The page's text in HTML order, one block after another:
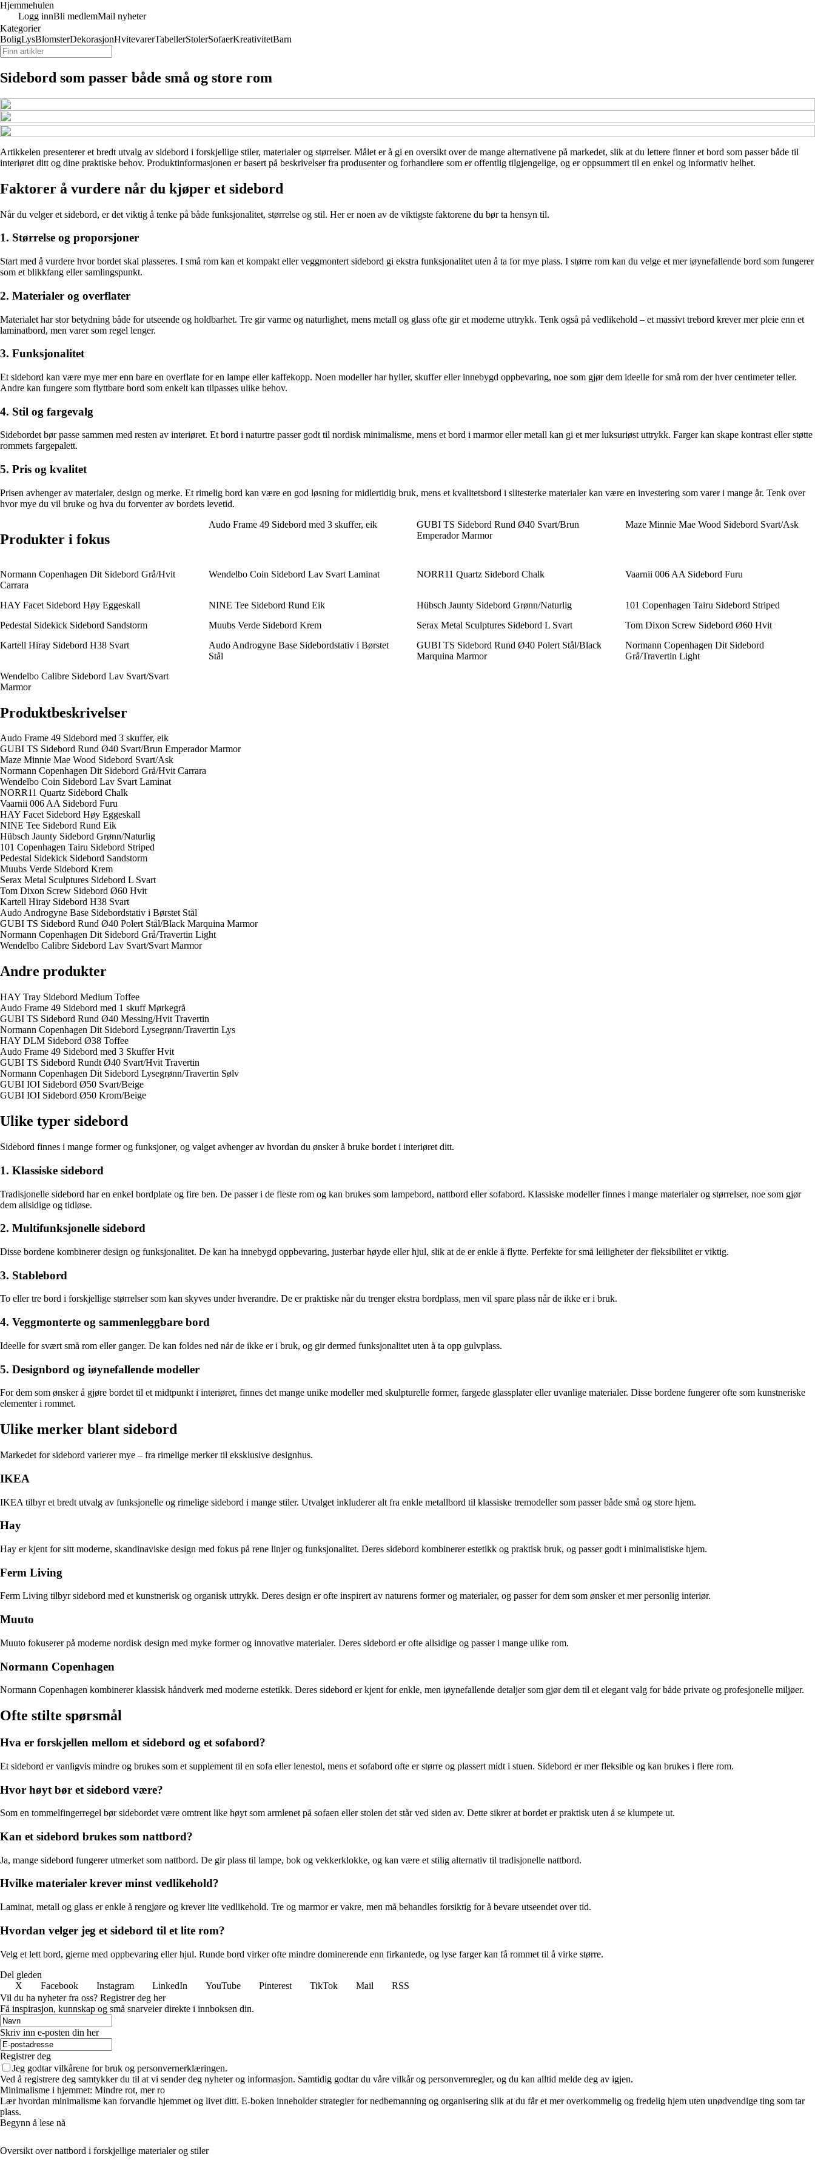
Hjemmehulen
Logg innBli medlemMail nyheter
Kategorier
BoligLysBlomsterDekorasjonHvitevarerTabellerStolerSofaerKreativitetBarn
Sidebord som passer både små og store rom
Artikkelen presenterer et bredt utvalg av sidebord i forskjellige stiler, materialer og størrelser. Målet er å gi en oversikt over de mange alternativene på markedet, slik at du lettere finner et bord som passer både til
interiøret ditt og dine praktiske behov. Produktinformasjonen er basert på beskrivelser fra produsenter og forhandlere som er offentlig tilgjengelige, og er oppsummert til en enkel og informativ helhet.
Faktorer å vurdere når du kjøper et sidebord
Når du velger et sidebord, er det viktig å tenke på både funksjonalitet, størrelse og stil. Her er noen av de viktigste faktorene du bør ta hensyn til.
1. Størrelse og proporsjoner
Start med å vurdere hvor bordet skal plasseres. I små rom kan et kompakt eller veggmontert sidebord gi ekstra funksjonalitet uten å ta for mye plass. I større rom kan du velge et mer iøynefallende bord som fungerer
som et blikkfang eller samlingspunkt.
2. Materialer og overflater
Materialet har stor betydning både for utseende og holdbarhet. Tre gir varme og naturlighet, mens metall og glass ofte gir et moderne uttrykk. Tenk også på vedlikehold – et massivt trebord krever mer pleie enn et
laminatbord, men varer som regel lenger.
3. Funksjonalitet
Et sidebord kan være mye mer enn bare en overflate for en lampe eller kaffekopp. Noen modeller har hyller, skuffer eller innebygd oppbevaring, noe som gjør dem ideelle for små rom der hver centimeter teller.
Andre kan fungere som flyttbare bord som enkelt kan tilpasses ulike behov.
4. Stil og fargevalg
Sidebordet bør passe sammen med resten av interiøret. Et bord i naturtre passer godt til nordisk minimalisme, mens et bord i marmor eller metall kan gi et mer luksuriøst uttrykk. Farger kan skape kontrast eller støtte
rommets fargepalett.
5. Pris og kvalitet
Prisen avhenger av materialer, design og merke. Et rimelig bord kan være en god løsning for midlertidig bruk, mens et kvalitetsbord i slitesterke materialer kan være en investering som varer i mange år. Tenk over
hvor mye du vil bruke og hva du forventer av bordets levetid.
Produkter i fokus
Audo Frame 49 Sidebord med 3 skuffer, eik
GUBI TS Sidebord Rund Ø40 Svart/Brun
Emperador Marmor
Maze Minnie Mae Wood Sidebord Svart/Ask
Normann Copenhagen Dit Sidebord Grå/Hvit
Carrara
Wendelbo Coin Sidebord Lav Svart Laminat NORR11 Quartz Sidebord Chalk Vaarnii 006 AA Sidebord Furu
HAY Facet Sidebord Høy Eggeskall NINE Tee Sidebord Rund Eik Hübsch Jaunty Sidebord Grønn/Naturlig
101 Copenhagen Tairu Sidebord Striped
Pedestal Sidekick Sidebord Sandstorm
Muubs Verde Sidebord Krem Serax Metal Sculptures Sidebord L Svart
Tom Dixon Screw Sidebord Ø60 Hvit
Kartell Hiray Sidebord H38 Svart
Audo Androgyne Base Sidebordstativ i Børstet
Stål
GUBI TS Sidebord Rund Ø40 Polert Stål/Black
Marquina Marmor
Normann Copenhagen Dit Sidebord
Grå/Travertin Light
Wendelbo Calibre Sidebord Lav Svart/Svart
Marmor
Produktbeskrivelser
Audo Frame 49 Sidebord med 3 skuffer, eik
GUBI TS Sidebord Rund Ø40 Svart/Brun Emperador Marmor
Maze Minnie Mae Wood Sidebord Svart/Ask
Normann Copenhagen Dit Sidebord Grå/Hvit Carrara
Wendelbo Coin Sidebord Lav Svart Laminat
NORR11 Quartz Sidebord Chalk
Vaarnii 006 AA Sidebord Furu
HAY Facet Sidebord Høy Eggeskall
NINE Tee Sidebord Rund Eik
Hübsch Jaunty Sidebord Grønn/Naturlig
101 Copenhagen Tairu Sidebord Striped
Pedestal Sidekick Sidebord Sandstorm
Muubs Verde Sidebord Krem
Serax Metal Sculptures Sidebord L Svart
Tom Dixon Screw Sidebord Ø60 Hvit
Kartell Hiray Sidebord H38 Svart
Audo Androgyne Base Sidebordstativ i Børstet Stål
GUBI TS Sidebord Rund Ø40 Polert Stål/Black Marquina Marmor
Normann Copenhagen Dit Sidebord Grå/Travertin Light
Wendelbo Calibre Sidebord Lav Svart/Svart Marmor
Andre produkter
HAY Tray Sidebord Medium Toffee
Audo Frame 49 Sidebord med 1 skuff Mørkegrå
GUBI TS Sidebord Rund Ø40 Messing/Hvit Travertin
Normann Copenhagen Dit Sidebord Lysegrønn/Travertin Lys
HAY DLM Sidebord Ø38 Toffee
Audo Frame 49 Sidebord med 3 Skuffer Hvit
GUBI TS Sidebord Rundt Ø40 Svart/Hvit Travertin
Normann Copenhagen Dit Sidebord Lysegrønn/Travertin Sølv
GUBI IOI Sidebord Ø50 Svart/Beige
GUBI IOI Sidebord Ø50 Krom/Beige
Ulike typer sidebord
Sidebord finnes i mange former og funksjoner, og valget avhenger av hvordan du ønsker å bruke bordet i interiøret ditt.
1. Klassiske sidebord
Tradisjonelle sidebord har en enkel bordplate og fire ben. De passer i de fleste rom og kan brukes som lampebord, nattbord eller sofabord. Klassiske modeller finnes i mange materialer og størrelser, noe som gjør
dem allsidige og tidløse.
2. Multifunksjonelle sidebord
Disse bordene kombinerer design og funksjonalitet. De kan ha innebygd oppbevaring, justerbar høyde eller hjul, slik at de er enkle å flytte. Perfekte for små leiligheter der fleksibilitet er viktig.
3. Stablebord
To eller tre bord i forskjellige størrelser som kan skyves under hverandre. De er praktiske når du trenger ekstra bordplass, men vil spare plass når de ikke er i bruk.
4. Veggmonterte og sammenleggbare bord
Ideelle for svært små rom eller ganger. De kan foldes ned når de ikke er i bruk, og gir dermed funksjonalitet uten å ta opp gulvplass.
5. Designbord og iøynefallende modeller
For dem som ønsker å gjøre bordet til et midtpunkt i interiøret, finnes det mange unike modeller med skulpturelle former, fargede glassplater eller uvanlige materialer. Disse bordene fungerer ofte som kunstneriske
elementer i rommet.
Ulike merker blant sidebord
Markedet for sidebord varierer mye – fra rimelige merker til eksklusive designhus.
IKEA
IKEA tilbyr et bredt utvalg av funksjonelle og rimelige sidebord i mange stiler. Utvalget inkluderer alt fra enkle metallbord til klassiske tremodeller som passer både små og store hjem.
Hay
Hay er kjent for sitt moderne, skandinaviske design med fokus på rene linjer og funksjonalitet. Deres sidebord kombinerer estetikk og praktisk bruk, og passer godt i minimalistiske hjem.
Ferm Living
Ferm Living tilbyr sidebord med et kunstnerisk og organisk uttrykk. Deres design er ofte inspirert av naturens former og materialer, og passer for dem som ønsker et mer personlig interiør.
Muuto
Muuto fokuserer på moderne nordisk design med myke former og innovative materialer. Deres sidebord er ofte allsidige og passer i mange ulike rom.
Normann Copenhagen
Normann Copenhagen kombinerer klassisk håndverk med moderne estetikk. Deres sidebord er kjent for enkle, men iøynefallende detaljer som gjør dem til et elegant valg for både private og profesjonelle miljøer.
Ofte stilte spørsmål
Hva er forskjellen mellom et sidebord og et sofabord?
Et sidebord er vanligvis mindre og brukes som et supplement til en sofa eller lenestol, mens et sofabord ofte er større og plassert midt i stuen. Sidebord er mer fleksible og kan brukes i flere rom.
Hvor høyt bør et sidebord være?
Som en tommelfingerregel bør sidebordet være omtrent like høyt som armlenet på sofaen eller stolen det står ved siden av. Dette sikrer at bordet er praktisk uten å se klumpete ut.
Kan et sidebord brukes som nattbord?
Ja, mange sidebord fungerer utmerket som nattbord. De gir plass til lampe, bok og vekkerklokke, og kan være et stilig alternativ til tradisjonelle nattbord.
Hvilke materialer krever minst vedlikehold?
Laminat, metall og glass er enkle å rengjøre og krever lite vedlikehold. Tre og marmor er vakre, men må behandles forsiktig for å bevare utseendet over tid.
Hvordan velger jeg et sidebord til et lite rom?
Velg et lett bord, gjerne med oppbevaring eller hjul. Runde bord virker ofte mindre dominerende enn firkantede, og lyse farger kan få rommet til å virke større.
Del gleden
X
Facebook Instagram LinkedIn YouTube Pinterest TikTok Mail
RSS
Vil du ha nyheter fra oss? Registrer deg her
Få inspirasjon, kunnskap og små snarveier direkte i innboksen din.
Skriv inn e-posten din her
Registrer deg
Jeg godtar vilkårene for bruk og personvernerklæringen.
Ved å registrere deg samtykker du til at vi sender deg nyheter og informasjon. Samtidig godtar du våre vilkår og personvernregler, og du kan alltid melde deg av igjen.
Minimalisme i hjemmet: Mindre rot, mer ro
Lær hvordan minimalisme kan forvandle hjemmet og livet ditt. E-boken inneholder strategier for nedbemanning og organisering slik at du får et mer overkommelig og fredelig hjem uten unødvendige ting som tar
plass.
Begynn å lese nå
Oversikt over nattbord i forskjellige materialer og stiler